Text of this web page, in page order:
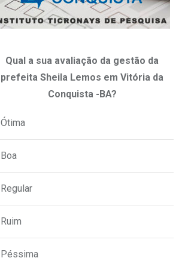
Qual a sua avaliação da gestão da
prefeita Sheila Lemos em Vitória da
Conquista -BA?
Ótima
Boa
Regular
Ruim
Péssima